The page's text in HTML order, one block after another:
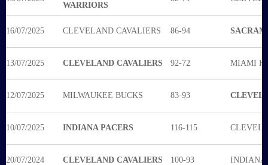
WARRIORS
16/07/2025 CLEVELAND CAVALIERS 86-94
13/07/2025 CLEVELAND CAVALIERS 92-72 MIAMI
12/07/2025 MILWAUKEE BUCKS 83-93
10/07/2025 INDIANA PACERS 116-115
20/07/2024 CLEVELAND CAVALIERS 100-93 INDIANA